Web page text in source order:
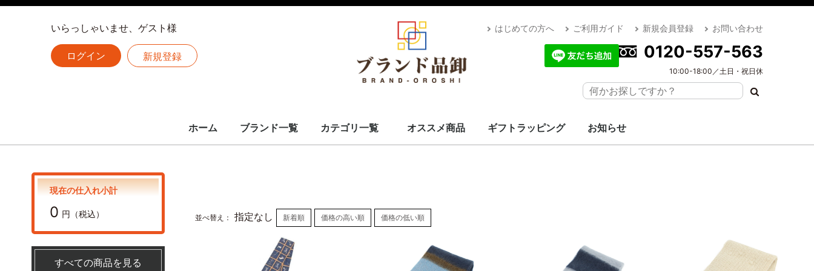
いらっしゃいませ、ゲスト様
ログイン 新規登録
はじめての方へ ご利用ガイド 新規会員登録 お問い合わせ
0120-557-563
10:00-18:00／土日・祝日休
ホーム ブランド一覧 カテゴリ一覧
スカーフ・マフラー
コート・上着
小物・筆記
バッグ＆ポーチ
財布
腕時計
サングラス、ゴーグル
アロマ＆フレグランス
帽子
靴
ベルト
ネクタイ
アパレル
ベビー用品
靴下・下着
アクセサリ
ペット用品
ギフトラッピング
その他
ALEXANDRE DE PARIS
BRIEFING FONDATION LOUIS VUITTON
CANADA GOOSE
UGG
Stefano Corsini
CAPE HORN
ZANELLATO
IL BISONTE
Vivienne Westwood
GIANNI CHIARINI
CARBOTTI
THENORTHFACE
Advisor
Kahler
Arabia
PATOU
Mackage
Satellite
Carhartt
Banyan's Visa Bay
CUTTER&BUCK
MARKET
PHARMACY
MC2 SAINT
GIORGIO ARMANI
STONEISLAND
YUZEFI
J&M DAVIDSON
Vivienne Westwood
14BROS
STAMERRA
SEE BY CHLOE
PENDLETON
OPENING CEREMONY
MSGM
LACOSTE
Kiton
KAPPA GOLF
HYDROGEN
本間ゴルフ
GOLDEN GOOSE
FRED PERRY
EA7
DROLE DE MONSIEUR
CULTI
Conklin
BUNNIES BY THE BAY
BRUNELLO CUCINELLI
Brioni
BROOKLYN HAT
AVentiQuattrore
ARMANI EXCHANGEADIDAS BY STELLA MCCARTNEY
APEDE MOD
VALEXTRA
MM6
MAISON KITSUNE
ISABEL MARANT
Sara Burglar
Zeus+Dione
Alexander McQueen
MaxMara
Maison Margiela
NIKE
ROLEX
AMI PARIS
JIL SANDER
TOD's
OFF-WHITE
Chloé
MARNI
STELLA MCCARTNEY
CELINE
Karl Lagerfeld
MOOSE KNUCKLES
CANADA GOOSE COMME des GARÇONS
BALMAIN
KENZO
TOM FORD
LOEWE
USED
Dr.Martens
GREGORY
TOMMY HILFIGER
CHARLES JOURDAN
MISSONI
VERSACE
LANVAN
Lunaria Cashmere
WOOLRICH
Côte&Ciel
MONTECORE
MONCLER
MARIMEKKO
DIOR
MIUMIU
Ray-Ban
POLICE
LAVENHAM
VALENTINO
IL BISONTE
HUGO BOSS
TATRAS
Le Sport sac
GOYARD
GIVENCHY
FRANKIE MORELLO
BORGIOLI
GHERARDINI
MARC JACOBS
OUTLET
TORY BURCH
DUVETICA
GLENROYAL
BVLGARI
BURBERRY
BERLUTI
BOTTEGA VENETA
BALENCIAGA
RALPH LAUREN
PRIMA CLASSE
PRADA
Paul Smith
MICHAEL KORS
LONGCHAMP
JIMMY CHOO
JACK SPADE
Jacques Britt
GUCCI
FURLA
FERRAGAMO
FENDI
FELISI
DUNHILL
DOLCE&GABBANA D&G
DIESEL
Di Giorgio
COACH
Christian Louboutin
CALVIN KLEIN
BALLY
CADINI
FEILER
BARK
MCM
Saint Laurent
Orobianco
EMPORIO ARMANI
HERMES
CHANEL
LOUIS VUITTON
オススメ商品 ギフトラッピング お知らせ
現在の仕入れ小計
0 円（税込）
すべての商品を見る
並べ替え： 指定なし 新着順 価格の高い順 価格の低い順